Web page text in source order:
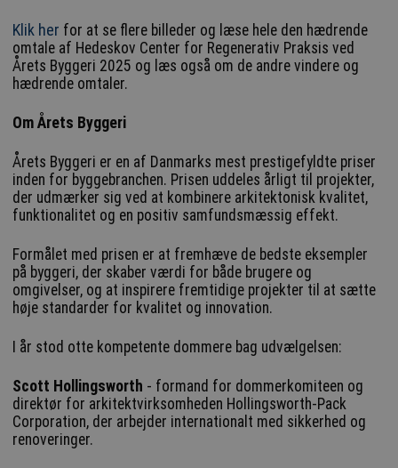
Klik her for at se flere billeder og læse hele den hædrende
omtale af Hedeskov Center for Regenerativ Praksis ved
Årets Byggeri 2025 og læs også om de andre vindere og
hædrende omtaler.
Om Årets Byggeri
Årets Byggeri er en af Danmarks mest prestigefyldte priser
inden for byggebranchen. Prisen uddeles årligt til projekter,
der udmærker sig ved at kombinere arkitektonisk kvalitet,
funktionalitet og en positiv samfundsmæssig effekt.
Formålet med prisen er at fremhæve de bedste eksempler
på byggeri, der skaber værdi for både brugere og
omgivelser, og at inspirere fremtidige projekter til at sætte
høje standarder for kvalitet og innovation.
I år stod otte kompetente dommere bag udvælgelsen:
Scott Hollingsworth - formand for dommerkomiteen og
direktør for arkitektvirksomheden Hollingsworth-Pack
Corporation, der arbejder internationalt med sikkerhed og
renoveringer.